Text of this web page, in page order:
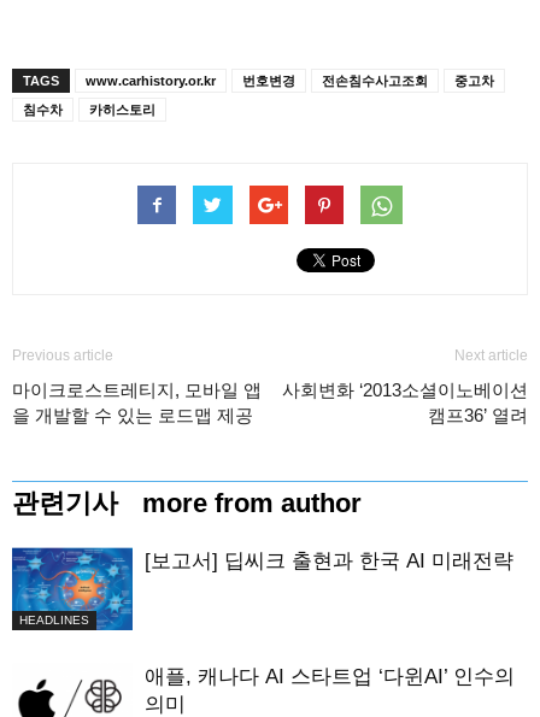
TAGS www.carhistory.or.kr 번호변경 전손침수사고조회
중고차
침수차
카히스토리
Previous article
마이크로스트레티지, 모바일 앱
을 개발할 수 있는 로드맵 제공
Next article
사회변화 ‘2013소셜이노베이션
캠프36’ 열려
관련기사 more from author
HEADLINES
[보고서] 딥씨크 출현과 한국 AI 미래전략
애플, 캐나다 AI 스타트업 ‘다윈AI’ 인수의
의미